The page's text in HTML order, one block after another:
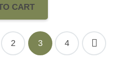
CART
2 3 4